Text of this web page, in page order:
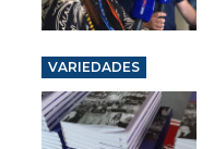
VARIEDADES